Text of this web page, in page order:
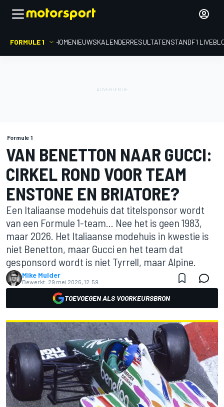
FORMULE 1 HOMENIEUWSKALENDERRESULTATENSTANDF1
Formule 1
VAN BENETTON NAAR GUCCI:
CIRKEL ROND VOOR TEAM
ENSTONE EN BRIATORE?
Een Italiaanse modehuis dat titelsponsor wordt
van een Formule 1-team... Nee het is geen 1983,
maar 2026. Het Italiaanse modehuis in kwestie is
niet Benetton, maar Gucci en het team dat
gesponsord wordt is niet Tyrrell, maar Alpine.
Mike Mulder
Bewerkt: 29 mei 2026, 12:59
TOEVOEGEN ALS VOORKEURSBRON